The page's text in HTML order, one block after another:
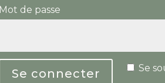
Mot de passe
Se
Se connecter